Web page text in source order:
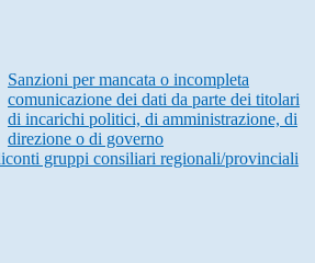
Sanzioni per mancata o incompleta
comunicazione dei dati da parte dei titolari
di incarichi politici, di amministrazione, di
direzione o di governo
gruppi consiliari regionali/provinciali